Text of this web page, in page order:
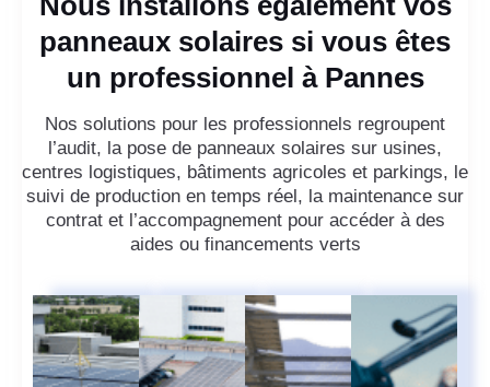
panneaux solaires si vous êtes
un professionnel à Pannes
Nos solutions pour les professionnels regroupent
l’audit, la pose de panneaux solaires sur usines,
centres logistiques, bâtiments agricoles et parkings, le
suivi de production en temps réel, la maintenance sur
contrat et l’accompagnement pour accéder à des
aides ou financements verts